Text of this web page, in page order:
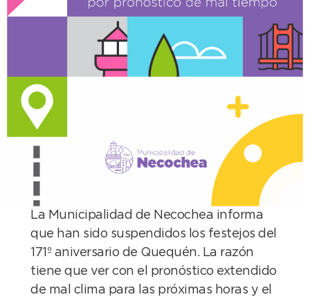
La Municipalidad de Necochea informa
que han sido suspendidos los festejos del
171º aniversario de Quequén. La razón
tiene que ver con el pronóstico extendido
de mal clima para las próximas horas y el